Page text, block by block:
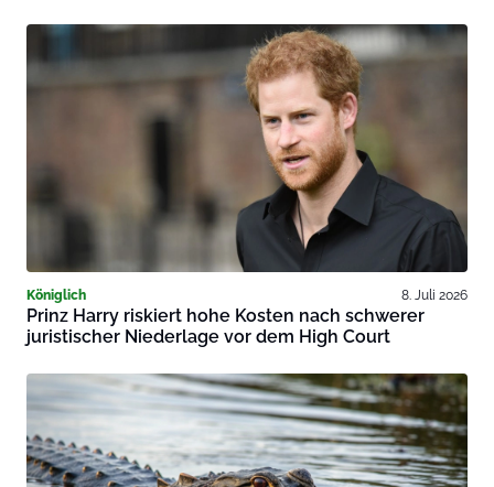
Königlich 8. Juli 2026
Prinz Harry riskiert hohe Kosten nach schwerer
juristischer Niederlage vor dem High Court